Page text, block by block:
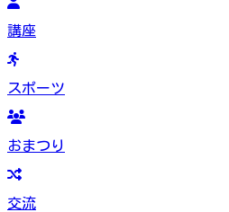
講座
スポーツ
おまつり
交流